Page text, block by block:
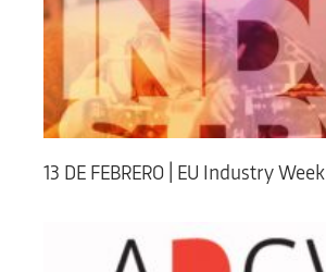
13 DE FEBRERO | EU Industry Week